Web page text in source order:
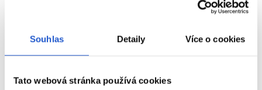
Souhlas Detaily Více o cookies
Tato webová stránka používá cookies